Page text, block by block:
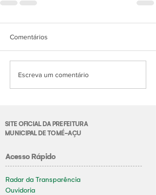
Comentários
Escreva um comentário
SITE OFICIAL DA PREFEITURA
MUNICIPAL DE TOMÉ-AÇU
Acesso Rápido
Radar da Transparência
Ouvidoria